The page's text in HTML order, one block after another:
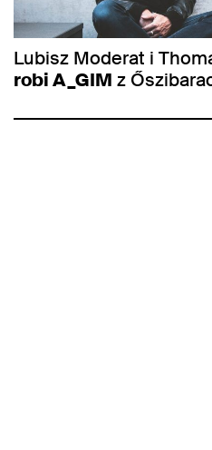
Lubisz Moderat i
robi A_GIM z